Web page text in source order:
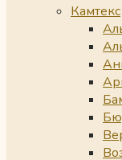
Камтекс